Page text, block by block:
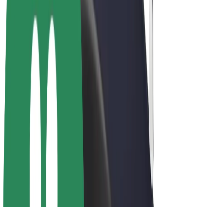
Σκούτερς
Αγορά Bolt
Bolt Food
Bolt Drive
Bolt for Business
Ηλεκτρικά ποδήλατα
Bolt Plus
Κερδίστε με Bolt